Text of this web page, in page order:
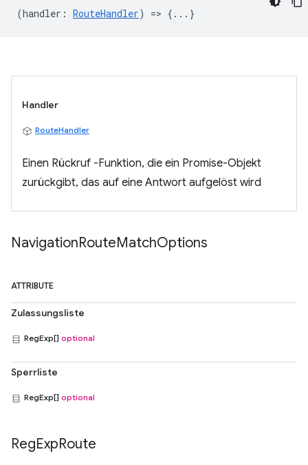
(handler : RouteHandler) => {...}
Handler
RouteHandler
Einen Rückruf -Funktion, die ein Promise-Objekt
zurückgibt, das auf eine Antwort aufgelöst wird
NavigationRouteMatchOptions
ATTRIBUTE
Zulassungsliste
RegExp[] optional
Sperrliste
RegExp[] optional
RegExpRoute